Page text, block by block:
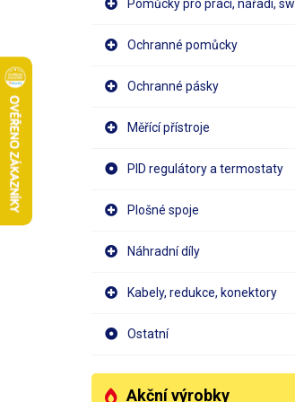
Pomůcky pro práci, nářadí, sw
Ochranné pomůcky
Ochranné pásky
Měřící přístroje
PID regulátory a termostaty
Plošné spoje
Náhradní díly
Kabely, redukce, konektory
Ostatní
Akční výrobky